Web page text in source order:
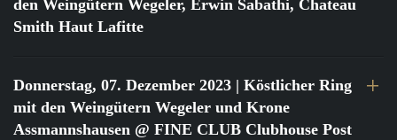
den Weingütern Wegeler, Erwin Sabathi, Chateau
Smith Haut Lafitte
Donnerstag, 07. Dezember 2023 | Köstlicher Ring
mit den Weingütern Wegeler und Krone
Assmannshausen @ FINE CLUB Clubhouse Post